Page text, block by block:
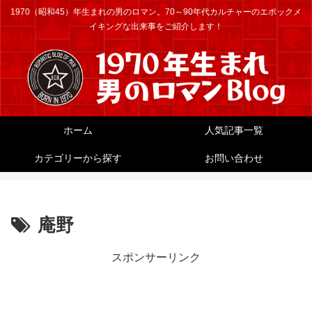
1970（昭和45）年生まれの男のロマン。70～90年代カルチャーのエポックメ
イキングな出来事をご紹介します！
ホーム 人気記事一覧
カテゴリーから探す お問い合わせ
庵野
スポンサーリンク